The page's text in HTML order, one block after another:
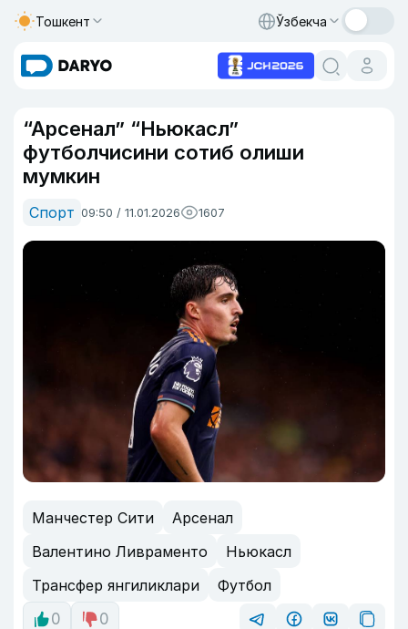
Тошкент Ўзбекча
“Арсенал” “Ньюкасл”
футболчисини сотиб олиши
мумкин
Спорт 09:50 / 11.01.2026 1607
Манчестер Сити
Арсенал
Валентино Ливраменто
Ньюкасл
Трансфер янгиликлари
Футбол
0
0